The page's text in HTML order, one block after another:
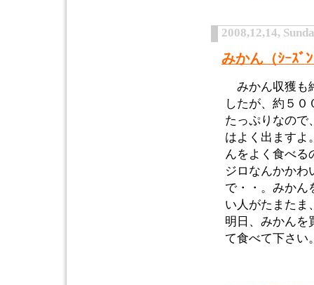
2008,12,14,
みかん（ｼｰｽﾞ
みかん収獲も
したが、約５
たっぷりなので
はよく出ますよ
んをよく食べる
ジロなんかかわ
で・・。みかん
い人がたまたま
明日、みかんを
て食べて下さい